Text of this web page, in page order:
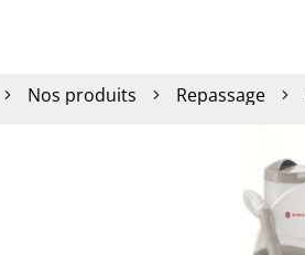
Nos produits Repassage